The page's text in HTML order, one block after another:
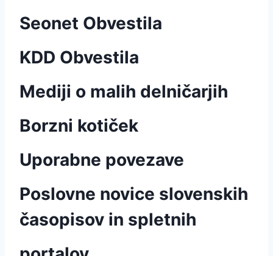
Seonet Obvestila
KDD Obvestila
Mediji o malih delničarjih
Borzni kotiček
Uporabne povezave
Poslovne novice slovenskih
časopisov in spletnih